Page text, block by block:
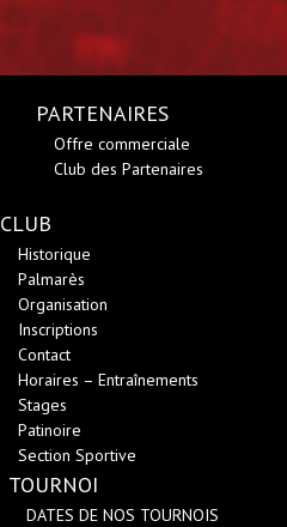
PARTENAIRES
Offre commerciale
Club des Partenaires
CLUB
Historique
Palmarès
Organisation
Inscriptions
Contact
Horaires – Entraînements
Stages
Patinoire
Section Sportive
TOURNOI
DATES DE NOS TOURNOIS